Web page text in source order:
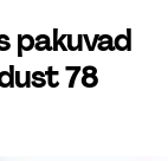
pakuvad
78